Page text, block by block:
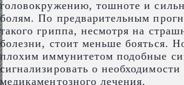
головокружению, тошноте и
болям. По предварительным
такого гриппа, несмотря на
болезни, стоит меньше бояться.
плохим иммунитетом подобные
сигнализировать о необходимости
медикаментозного лечения.